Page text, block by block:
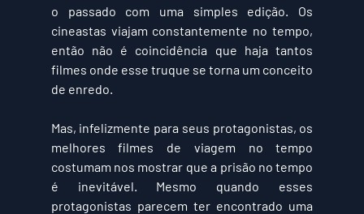
o passado com uma simples edição. Os
cineastas viajam constantemente no tempo,
então não é coincidência que haja tantos
filmes onde esse truque se torna um conceito
de enredo.
Mas, infelizmente para seus protagonistas, os
melhores filmes de viagem no tempo
costumam nos mostrar que a prisão no tempo
é inevitável. Mesmo quando esses
protagonistas parecem ter encontrado uma